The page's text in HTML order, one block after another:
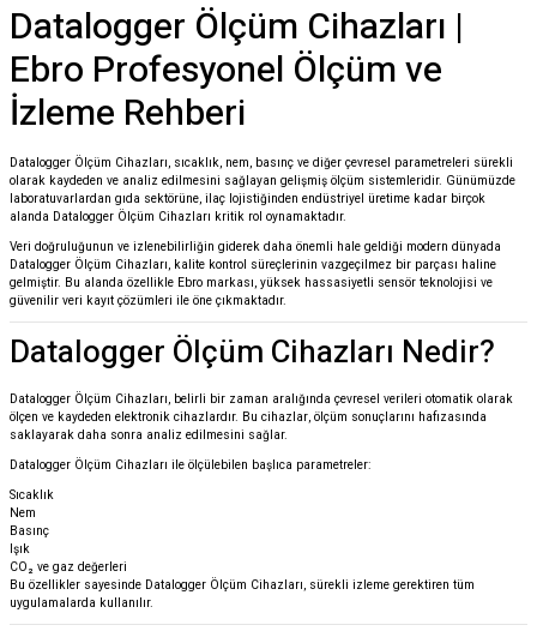
Datalogger Ölçüm Cihazları |
Ebro Profesyonel Ölçüm ve
İzleme Rehberi
Datalogger Ölçüm Cihazları, sıcaklık, nem, basınç ve diğer çevresel parametreleri sürekli
olarak kaydeden ve analiz edilmesini sağlayan gelişmiş ölçüm sistemleridir. Günümüzde
laboratuvarlardan gıda sektörüne, ilaç lojistiğinden endüstriyel üretime kadar birçok
alanda Datalogger Ölçüm Cihazları kritik rol oynamaktadır.
Veri doğruluğunun ve izlenebilirliğin giderek daha önemli hale geldiği modern dünyada
Datalogger Ölçüm Cihazları, kalite kontrol süreçlerinin vazgeçilmez bir parçası haline
gelmiştir. Bu alanda özellikle Ebro markası, yüksek hassasiyetli sensör teknolojisi ve
güvenilir veri kayıt çözümleri ile öne çıkmaktadır.
Datalogger Ölçüm Cihazları Nedir?
Datalogger Ölçüm Cihazları, belirli bir zaman aralığında çevresel verileri otomatik olarak
ölçen ve kaydeden elektronik cihazlardır. Bu cihazlar, ölçüm sonuçlarını hafızasında
saklayarak daha sonra analiz edilmesini sağlar.
Datalogger Ölçüm Cihazları ile ölçülebilen başlıca parametreler:
Sıcaklık
Nem
Basınç
Işık
CO₂ ve gaz değerleri
Bu özellikler sayesinde Datalogger Ölçüm Cihazları, sürekli izleme gerektiren tüm
uygulamalarda kullanılır.